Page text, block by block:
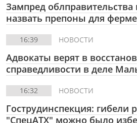
Зампред
назвать препоны для
16:39 НОВОСТИ
Адвокаты верят в
справедливости в деле
16:32 НОВОСТИ
Гострудинспекция: гибели
"СпецАТХ" можно было